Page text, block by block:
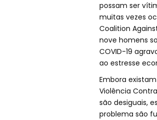
possam ser
muitas vezes
Coalition
nove homens
COVID-19
ao estresse
Embora
Violência
são desiguais,
problema são